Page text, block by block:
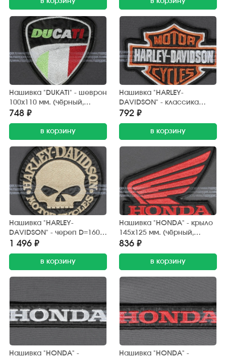
Нашивка "DUKATI" - шеврон
100х110 мм. (чёрный,
красный, белый, зелёный)
748 ₽
в корзину
Нашивка "HARLEY-
DAVIDSON" - классика
125х100 мм. (чёрный,
792 ₽
в корзину
Нашивка "HARLEY-
DAVIDSON" - череп D=160
мм. (чёрный, бежевый)
1 496 ₽
в корзину
Нашивка "HONDA" - крыло
145х125 мм. (чёрный,
красный)
836 ₽
в корзину
Нашивка "HONDA" - Нашивка "HONDA" -